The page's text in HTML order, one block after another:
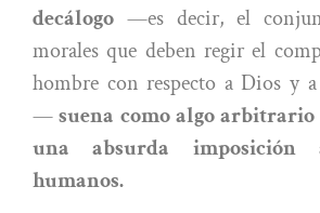
decálogo —es decir, el
morales que deben regir el
hombre con respecto a Dios y a
—suena como algo
una absurda
humanos.